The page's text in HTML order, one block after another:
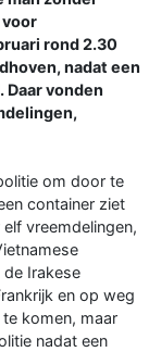
rond 2.30
nadat een
vonden
om door te
container ziet
vreemdelingen,
Irakese
en op weg
komen, maar
nadat een